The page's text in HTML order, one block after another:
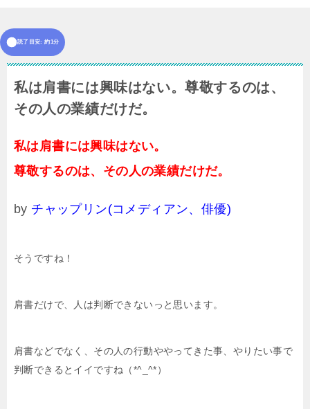
読了目安: 約1分
私は肩書には興味はない。尊敬するのは、
その人の業績だけだ。
私は肩書には興味はない。
尊敬するのは、その人の業績だけだ。
by チャップリン(コメディアン、俳優)
そうですね！
肩書だけで、人は判断できないっと思います。
肩書などでなく、その人の行動ややってきた事、やりたい事で
判断できるとイイですね（*^_^*）